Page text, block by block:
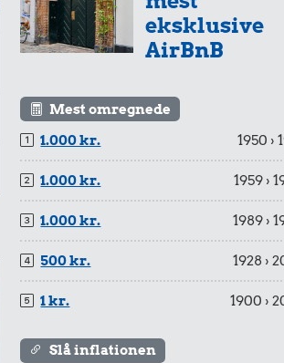
eksklusive
AirBnB
Mest omregnede
1.000 kr.
1950 ›
1.000 kr. 1959 ›
1.000 kr. 1989 ›
500 kr. 1928 ›
1 kr. 1900 ›
Slå inflationen